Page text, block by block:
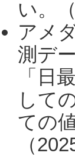
い。
アメ
測デ
「日
して
ての
（